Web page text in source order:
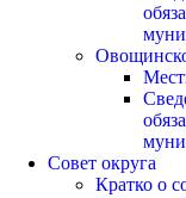
Совет округа
Кратко о